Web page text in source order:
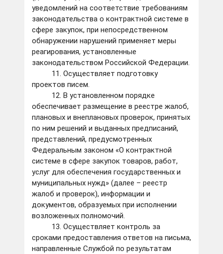
уведомлений на соответствие требованиям
законодательства о контрактной системе в
сфере закупок, при непосредственном
обнаружении нарушений применяет меры
реагирования, установленные
законодательством Российской Федерации.
11. Осуществляет подготовку
проектов писем.
12. В установленном порядке
обеспечивает размещение в реестре жалоб,
плановых и внеплановых проверок, принятых
по ним решений и выданных предписаний,
представлений, предусмотренных
Федеральным законом «О контрактной
системе в сфере закупок товаров, работ,
услуг для обеспечения государственных и
муниципальных нужд» (далее – реестр
жалоб и проверок), информации и
документов, образуемых при исполнении
возложенных полномочий.
13. Осуществляет контроль за
сроками предоставления ответов на письма,
направленные Службой по результатам